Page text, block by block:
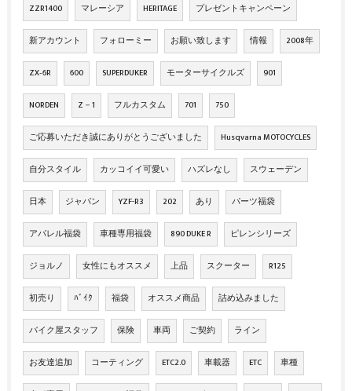
ZZR1400 マレーシア HERITAGE プレゼントキャンペーン
新アカウント フォローミー お願い致します 情報 2008年
ZX‐6R 600 SUPERDUKER モーターサイクルズ 901
NORDEN Z－1 フルカスタム 701 750
ご応募いただき誠にありがとうございました Husqvarna MOTOCYCLES
自分スタイル カッコイイ可愛い ハズレなし スウェーデン
日本 ジャパン YZF-R3 202 あり パーツ福袋
アパレル福袋 車種専用福袋 890 DUKE R ピレンシリーズ
ジョルノ 女性にもオススメ 上品 スクーター R125
初売り ﾊﾞｲｸ 福袋 オススメ商品 詰め込みました
バイク屋スタッフ 保険 車両 ご契約 ライン
お友達追加 コーティング ETC2.0 車載器 ETC 車種